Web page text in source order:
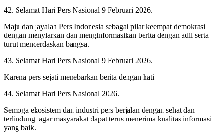
42. Selamat Hari Pers Nasional 9 Februari 2026.
Maju dan jayalah Pers Indonesia sebagai pilar keempat demokrasi
dengan menyiarkan dan menginformasikan berita dengan adil serta
turut mencerdaskan bangsa.
43. Selamat Hari Pers Nasional 9 Februari 2026.
Karena pers sejati menebarkan berita dengan hati
44. Selamat Hari Pers Nasional 2026.
Semoga ekosistem dan industri pers berjalan dengan sehat dan
terlindungi agar masyarakat dapat terus menerima kualitas informasi
yang baik.